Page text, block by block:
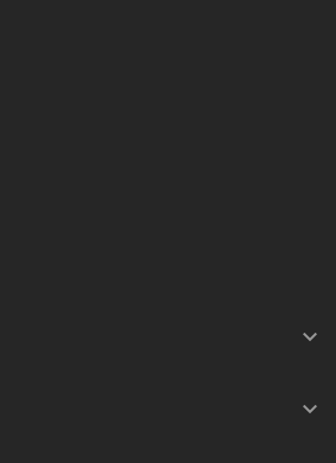

